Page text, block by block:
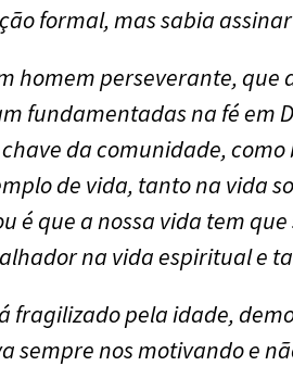
formal, mas sabia
homem perseverante, que
fundamentadas na fé em
da comunidade,
de vida, tanto na vida
é que a nossa vida tem
na vida espiritual e
fragilizado pela idade,
sempre nos motivando e